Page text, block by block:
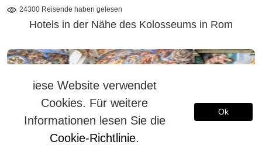
24300 Reisende haben gelesen
Hotels in der Nähe des Kolosseums in Rom
932235 Reisende haben gelesen
iese Website verwendet
Cookies. Für weitere
Informationen lesen Sie die
Cookie-Richtlinie.
Ok